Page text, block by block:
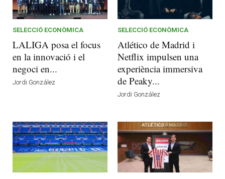
SELECCIÓ ECONÒMICA
LALIGA posa el focus
en la innovació i el
negoci en...
Jordi González
SELECCIÓ ECONÒMICA
Atlético de Madrid i
Netflix impulsen una
experiència immersiva
de Peaky...
Jordi González